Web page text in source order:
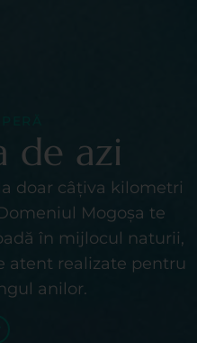
de azi
doar câțiva kilometri
Mogoșa te
în mijlocul naturii,
atent realizate pentru
anilor.